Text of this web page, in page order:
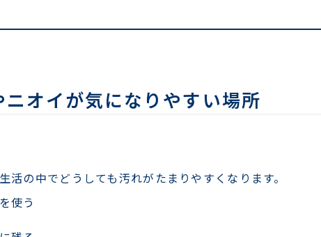
オイが気になりやすい場所
活の中でどうしても汚れがたまりやすくなります。
使う